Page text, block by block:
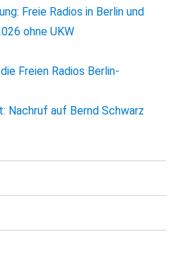
Freie Radios in Berlin und
ohne UKW
Freien Radios Berlin-
Nachruf auf Bernd Schwarz